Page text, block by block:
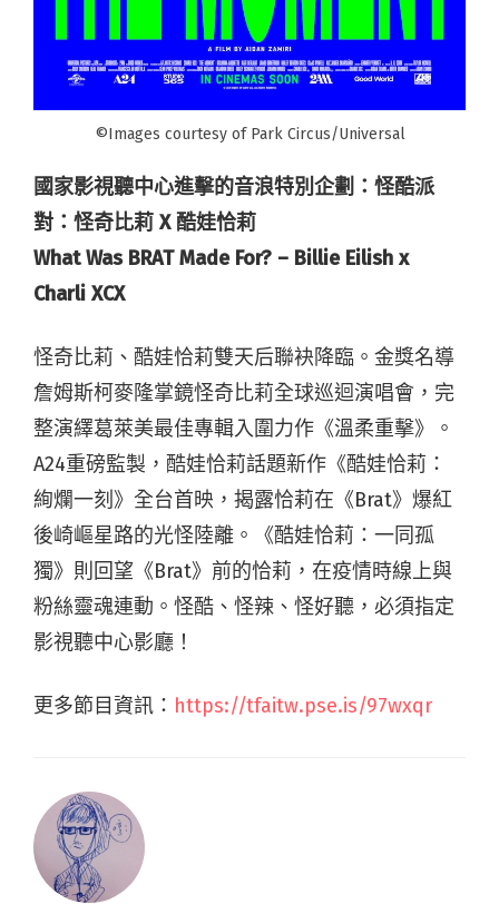
©Images courtesy of Park Circus/Universal
國家影視聽中心進擊的音浪特別企劃： 怪酷派
對：怪奇比莉 X 酷娃恰莉
What Was BRAT Made For? – Billie Eilish x
Charli XCX
怪奇比莉、酷娃恰莉雙天后聯袂降臨。金獎名導
詹姆斯柯麥隆掌鏡怪奇比莉全球巡迴演唱會，完
整演繹葛萊美最佳專輯入圍力作《溫柔重擊》。
A24重磅監製，酷娃恰莉話題新作《酷娃恰莉：
絢爛一刻》全台首映，揭露恰莉在《Brat》爆紅
後崎嶇星路的光怪陸離。《酷娃恰莉：一同孤
獨》則回望《Brat》前的恰莉，在疫情時線上與
粉絲靈魂連動。怪酷、怪辣、怪好聽，必須指定
影視聽中心影廳！
更多節目資訊： https://tfaitw.pse.is/97wxqr